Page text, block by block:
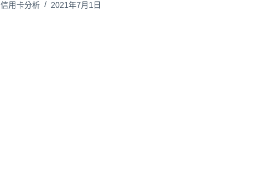
信用卡分析 2021年7月1日